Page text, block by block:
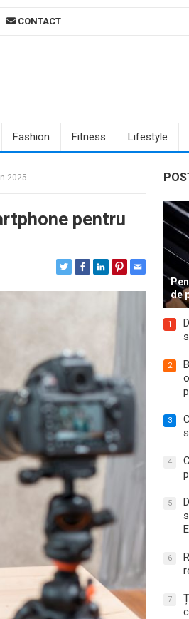
CONTACT
Fashion Fitness Lifestyle
2025
pentru
de
1
2
3
4
5
6
7